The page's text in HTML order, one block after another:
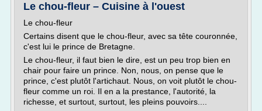
Le chou-fleur – Cuisine à l'ouest
Le chou-fleur
Certains disent que le chou-fleur, avec sa tête couronnée,
c'est lui le prince de Bretagne.
Le chou-fleur, il faut bien le dire, est un peu trop bien en
chair pour faire un prince. Non, nous, on pense que le
prince, c'est plutôt l'artichaut. Nous, on voit plutôt le chou-
fleur comme un roi. Il en a la prestance, l'autorité, la
richesse, et surtout, surtout, les pleins pouvoirs....